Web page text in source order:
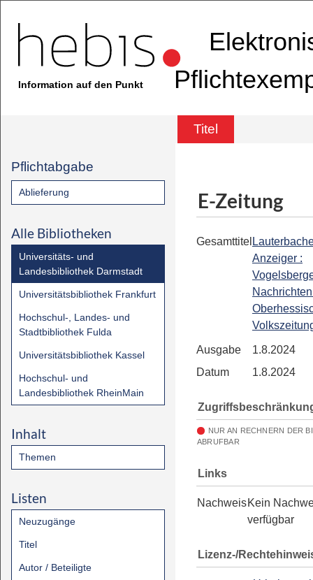
Information auf den Punkt
Titel
Pflichtabgabe
Ablieferung
Alle Bibliotheken
Universitäts- und
Landesbibliothek Darmstadt
Universitätsbibliothek Frankfurt
Hochschul-, Landes- und
Stadtbibliothek Fulda
Universitätsbibliothek Kassel
Hochschul- und
Landesbibliothek RheinMain
Inhalt
Themen
Listen
Neuzugänge
Titel
Autor / Beteiligte
E-Zeitung
Gesamttitel
Anzeiger :
Ausgabe
1.8.2024
Datum
1.8.2024
NUR AN RECHNERN DER
ABRUFBAR
Links
NachweisKein
verfügbar
Lizenz-/